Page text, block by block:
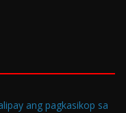
ang pagkasikop sa